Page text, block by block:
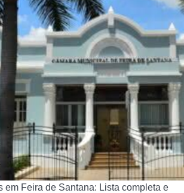
em Feira de Santana: Lista completa e